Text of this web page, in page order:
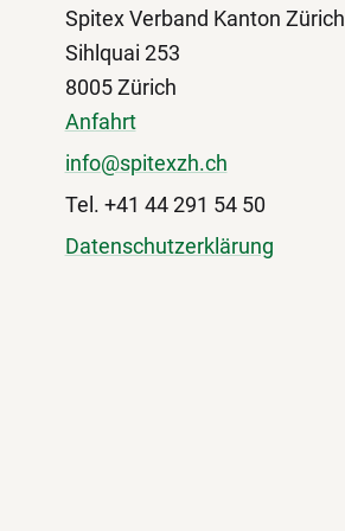
Spitex Verband Kanton Zürich
Sihlquai 253
8005 Zürich
Anfahrt
info@spitexzh.ch
Tel. +41 44 291 54 50
Datenschutzerklärung